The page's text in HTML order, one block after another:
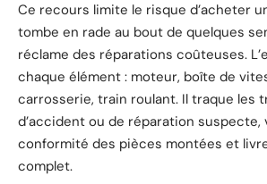
Ce recours limite le risque d’acheter
tombe en rade au bout de quelques
réclame des réparations coûteuses.
chaque élément : moteur, boîte de
carrosserie, train roulant. Il traque les
d’accident ou de réparation suspecte,
conformité des pièces montées et
complet.